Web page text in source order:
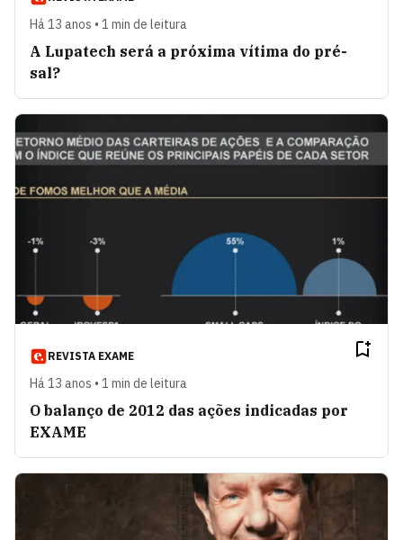
Há 13 anos • 1 min de leitura
A Lupatech será a próxima vítima do pré-
sal?
REVISTA EXAME
Há 13 anos • 1 min de leitura
O balanço de 2012 das ações indicadas por
EXAME